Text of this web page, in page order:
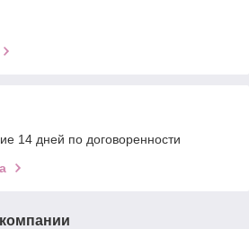
14 дней по договоренности